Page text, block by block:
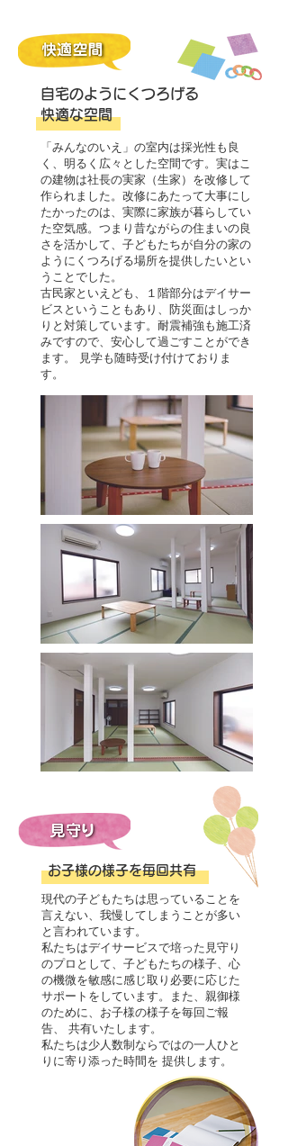
自宅のようにくつろげる
快適な空間
「みんなのいえ」の室内は採光性も良
く、明るく広々とした空間です。実はこ
の建物は社長の実家（生家）を改修して
作られました。改修にあたって大事にし
たかったのは、実際に家族が暮らしてい
た空気感。つまり昔ながらの住まいの良
さを活かして、子どもたちが自分の家の
ようにくつろげる場所を提供したいとい
うことでした。
古民家といえども、１階部分はデイサー
ビスということもあり、防災面はしっか
りと対策しています。耐震補強も施工済
みですので、安心して過ごすことができ
ます。 見学も随時受け付けておりま
す。
お子様の様子を毎回共有
現代の子どもたちは思っていることを
言えない、我慢してしまうことが多い
と言われています。
私たちはデイサービスで培った見守り
のプロとして、子どもたちの様子、心
の機微を敏感に感じ取り必要に応じた
サポートをしています。また、親御様
のために、お子様の様子を毎回ご報
告、 共有いたします。
私たちは少人数制ならではの一人ひと
りに寄り添った時間を 提供します。